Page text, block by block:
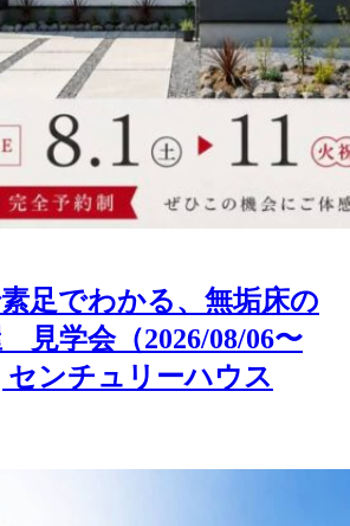
足でわかる、無垢床の
見学会（2026/08/06〜
センチュリーハウス